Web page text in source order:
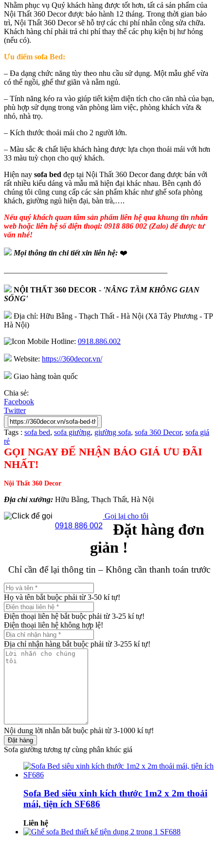
Nhằm phục vụ Quý khách hàng được tốt hơn, tất cả sản phẩm của
Nội Thất 360 Decor được bảo hành 12 tháng. Trong thời gian bảo
trì, Nội Thất 360 Decor sẽ hỗ trợ các chi phí nhân công sửa chữa.
Khách hàng chỉ phải trả chi phí thay thế các phụ kiện bị hư hỏng
(nếu có).
Ưu điểm sofa Bed:
– Đa dạng chức năng tùy theo nhu cầu sử dụng. Một mẫu ghế vừa
có thể ngồi, ghế thư giãn và nằm ngủ.
– Tính năng kéo ra vào giúp tiết kiệm diện tích cho căn nhà của bạn,
phù hợp sử dụng trong văn phòng làm việc, phòng khách vừa &
nhỏ, nhà trọ.
– Kích thước thoải mái cho 2 người lớn.
– Màu sắc & chất liệu khách hàng được lựa chọn thoải mái với hơn
33 màu tuỳ chọn cho quý khách.
Hiện nay sofa bed đẹp tại Nội Thất 360 Decor đang được bán với
rất nhiều kiểu dáng và mẫu mã hiện đại khác nhau. Bên cạnh đó
chúng tôi cũng cung cấp các sản phẩm khác như ghế sofa phòng
khách, giường ngủ hiện đại, bàn trà,….
Nếu quý khách quan tâm sản phẩm liên hệ qua khung tin nhắn
web hoặc liên hệ số điện thoại: 0918 886 002 (Zalo) để được tư
vấn nhé!
Mọi thông tin chi tiết xin liên hệ: ❤️
—————————————————————
NỘI THẤT 360 DECOR - 'NÂNG TẦM KHÔNG GIAN
SỐNG'
Địa chỉ: Hữu Bằng - Thạch Thất - Hà Nội (Xã Tây Phương - TP
Hà Nội)
Hotline: 0918.886.002
Website: https://360decor.vn/
Giao hàng toàn quốc
Chia sẻ:
Facebook
Twitter
Tags : sofa bed, sofa giường, giường sofa, sofa 360 Decor, sofa giá
rẻ
GỌI NGAY ĐỂ NHẬN BÁO GIÁ ƯU ĐÃI
NHẤT!
Nội Thất 360 Decor
Địa chỉ xưởng: Hữu Bằng, Thạch Thất, Hà Nội
0918 886 002
Gọi lại cho tôi
Đặt hàng đơn
giản !
Chỉ cần để lại thông tin – Không cần thanh toán trước
Họ và tên bắt buộc phải từ 3-50 kí tự!
Điện thoại liên hệ bắt buộc phải từ 3-25 kí tự!
Điện thoại liên hệ không hợp lệ!
Địa chỉ nhận hàng bắt buộc phải từ 3-255 kí tự!
Nội dung lời nhắn bắt buộc phải từ 3-1000 kí tự!
Đặt hàng
Sofa giường tương tự cùng phân khúc giá
Sofa Bed siêu xinh kích thước 1m2 x 2m thoải
mái, tiện ích SF686
Liên hệ